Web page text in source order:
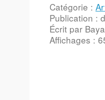
Catégorie :
Publication :
Écrit par
Affichages :